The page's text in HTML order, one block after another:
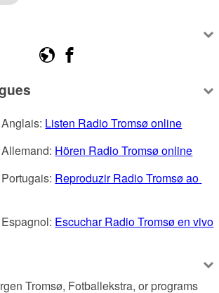
Listen Radio Tromsø online
Hören Radio Tromsø online
Reproduzir Radio Tromsø ao
Escuchar Radio Tromsø en vivo
Tromsø, Fotballekstra, or programs